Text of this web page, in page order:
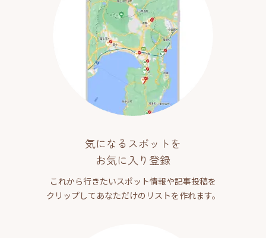
気になるスポットを
お気に入り登録
これから行きたいスポット情報や記事投稿を
クリップしてあなただけのリストを作れます。